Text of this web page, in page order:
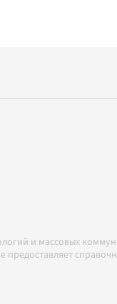
и массовых
предоставляет